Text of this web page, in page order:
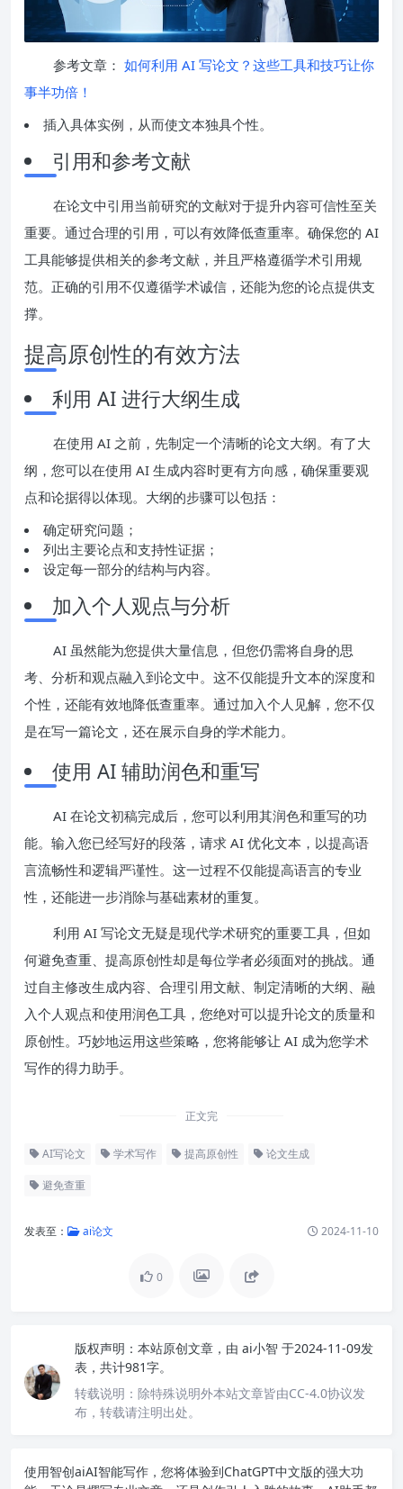
参考文章： 如何利用 AI 写论文？这些工具和技巧让你
事半功倍！
插入具体实例，从而使文本独具个性。
引用和参考文献
在论文中引用当前研究的文献对于提升内容可信性至关
重要。通过合理的引用，可以有效降低查重率。确保您的 AI
工具能够提供相关的参考文献，并且严格遵循学术引用规
范。正确的引用不仅遵循学术诚信，还能为您的论点提供支
撑。
提高原创性的有效方法
利用 AI 进行大纲生成
在使用 AI 之前，先制定一个清晰的论文大纲。有了大
纲，您可以在使用 AI 生成内容时更有方向感，确保重要观
点和论据得以体现。大纲的步骤可以包括：
确定研究问题；
列出主要论点和支持性证据；
设定每一部分的结构与内容。
加入个人观点与分析
AI 虽然能为您提供大量信息，但您仍需将自身的思
考、分析和观点融入到论文中。这不仅能提升文本的深度和
个性，还能有效地降低查重率。通过加入个人见解，您不仅
是在写一篇论文，还在展示自身的学术能力。
使用 AI 辅助润色和重写
AI 在论文初稿完成后，您可以利用其润色和重写的功
能。输入您已经写好的段落，请求 AI 优化文本，以提高语
言流畅性和逻辑严谨性。这一过程不仅能提高语言的专业
性，还能进一步消除与基础素材的重复。
利用 AI 写论文无疑是现代学术研究的重要工具，但如
何避免查重、提高原创性却是每位学者必须面对的挑战。通
过自主修改生成内容、合理引用文献、制定清晰的大纲、融
入个人观点和使用润色工具，您绝对可以提升论文的质量和
原创性。巧妙地运用这些策略，您将能够让 AI 成为您学术
写作的得力助手。
正文完
AI写论文 学术写作 提高原创性 论文生成
避免查重
发表至： ai论文 2024-11-10
0
版权声明： 本站原创文章，由 ai小智 于2024-11-09发
表，共计981字。
转载说明： 除特殊说明外本站文章皆由CC-4.0协议发
布，转载请注明出处。
使用智创aiAI智能写作 ，您将体验到ChatGPT中文版的强大功